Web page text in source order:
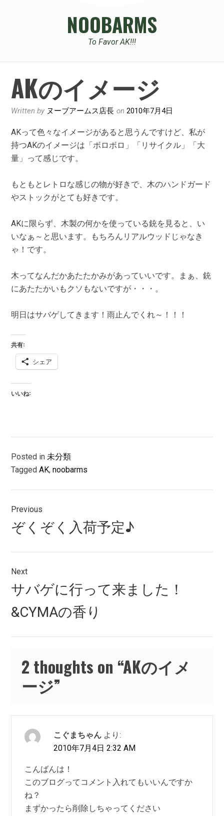
NOOBARMS
To Favor AK!!!
AKのイメージ
Written by ヌーブアームス店長 on2010年7月4日
AKって色々なイメージがあると思うんですけど、私が
持つAKのイメージは「ボロボロ」「リサイクル」「大
量」って感じです。
もともとレトロな感じの物が好きで、木のハンドガード
やストックがとても好きです。
AKに限らず、木製の何かを使っている銃を見ると、い
いなぁ～と思います。もちろんリアルウッドじゃなき
ゃ！です。
木ってなんだかあたたかみがあっていいです。まぁ、銃
にあたたかいもクソもないですが・・・。
明日はサバゲしてきます！雨止んでくれ～！！！
共有:
シェア
いいね:
Posted in 未分類
TaggedAK,noobarms
投
稿
ナ
ビ
ゲ
ー
シ
ョ
Previous
Previous
post:
ぞくぞく入荷予定♪
Next
Next
post:
サバゲに行って来ました！
&CYMAの香り
2 thoughts on “AKのイメ
ージ”
こぐまちゃん より:
2010年7月4日 2:32 AM
こんばんは！
このブログってコメント入れてもいいんですか
ね？
まずかったら削除しちゃってください